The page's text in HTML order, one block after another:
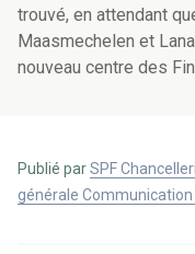
trouvé, en attendant
Maasmechelen et
nouveau centre des
Publié parSPF
générale